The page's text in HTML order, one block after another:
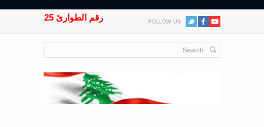
FOLLOW US: رقم الطوارئ 125